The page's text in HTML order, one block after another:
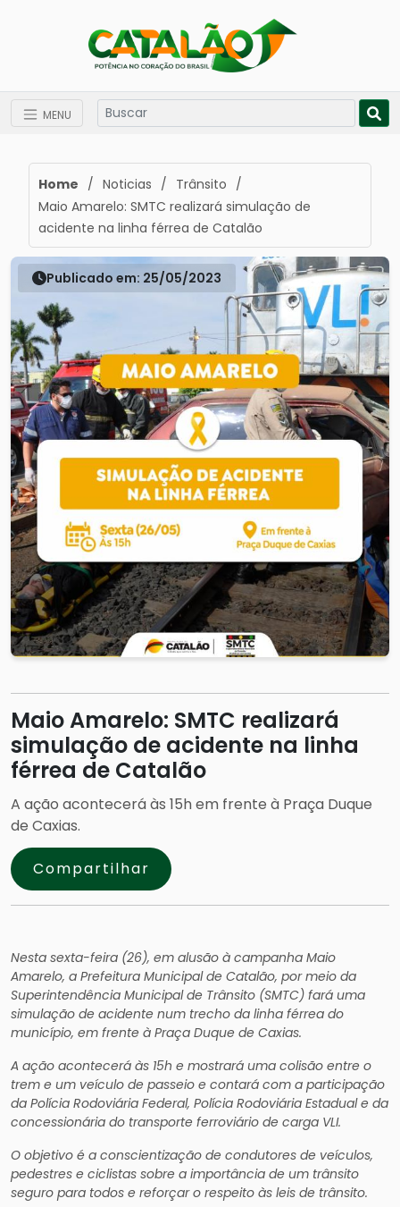
MENU
Home / Noticias / Trânsito /
Maio Amarelo: SMTC realizará simulação de
acidente na linha férrea de Catalão
Publicado em: 25/05/2023
Maio Amarelo: SMTC realizará
simulação de acidente na linha
férrea de Catalão
A ação acontecerá às 15h em frente à Praça Duque
de Caxias.
Compartilhar
Nesta sexta-feira (26), em alusão à campanha Maio
Amarelo, a Prefeitura Municipal de Catalão, por meio da
Superintendência Municipal de Trânsito (SMTC) fará uma
simulação de acidente num trecho da linha férrea do
município, em frente à Praça Duque de Caxias.
A ação acontecerá às 15h e mostrará uma colisão entre o
trem e um veículo de passeio e contará com a participação
da Polícia Rodoviária Federal, Polícia Rodoviária Estadual e da
concessionária do transporte ferroviário de carga VLI.
O objetivo é a conscientização de condutores de veículos,
pedestres e ciclistas sobre a importância de um trânsito
seguro para todos e reforçar o respeito às leis de trânsito.